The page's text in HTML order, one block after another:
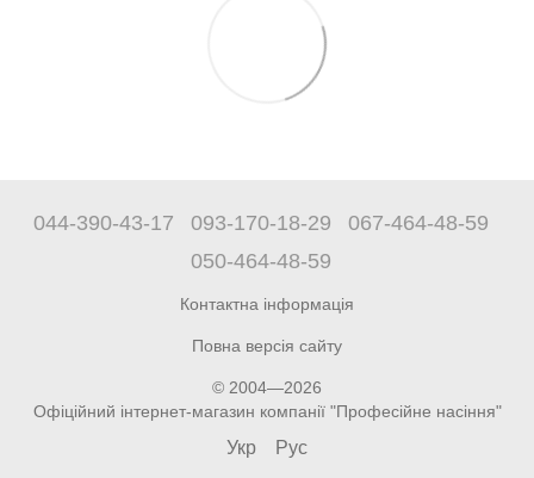
044-390-43-17 093-170-18-29
067-464-48-59
050-464-48-59
Контактна інформація
Повна версія сайту
© 2004—2026
Офіційний інтернет-магазин компанії "Професійне насіння"
Укр Рус